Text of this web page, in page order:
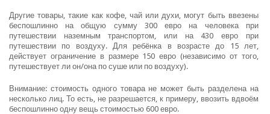
Другие товары, такие как кофе, чай или духи, могут быть ввезены
беспошлинно на общую сумму 300 евро на человека при
путешествии наземным транспортом, или на 430 евро при
путешествии по воздуху. Для ребёнка в возрасте до 15 лет,
действует ограничение в размере 150 евро (независимо от того,
путешествует ли он/она по суше или по воздуху).
Внимание: стоимость одного товара не может быть разделена на
несколько лиц. То есть, не разрешается, к примеру, ввозить вдвоём
беспошлинно одну вещь стоимостью 600 евро.